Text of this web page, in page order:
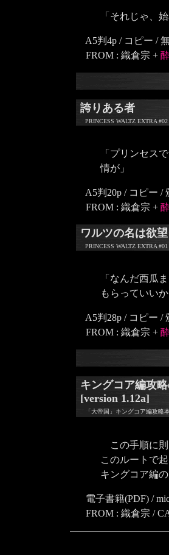
「それじゃ、
A5判4p / コピー /
FROM : 織倉宗 +
誇りある者
PRINCESS WALTZ EXTRA #02
「プリンセス
情が」
A5判20p / コピー /
FROM : 織倉宗 +
ワルツの名は欲望
PRINCESS WALTZ EXTRA #01
「なんだ西瓜
もらっていいか
A5判28p / コピー /
FROM : 織倉宗 +
キングコア編攻
[version 1.12a]
「大帝国」キングコア編攻略
この手順に則
このルートで
キングコア編
電子書籍(PDF) /
FROM : 織倉宗 /